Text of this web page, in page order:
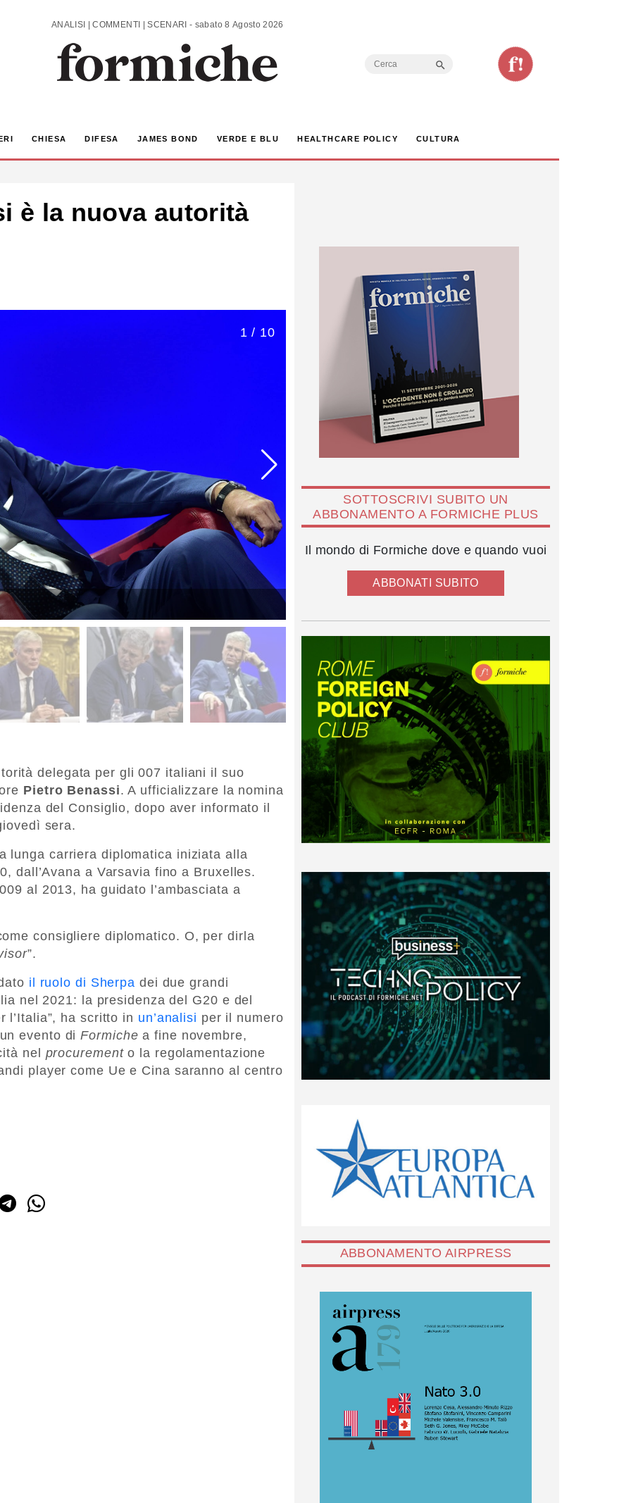
ANALISI | COMMENTI | SCENARI - sabato 8 Agosto 2026
Search
CHIESA DIFESA JAMES BOND VERDE E BLU HEALTHCARE POLICY CULTURA
è la nuova autorità
1 / 10
delegata per gli 007 italiani il suo
Pietro Benassi. A ufficializzare la nomina
del Consiglio, dopo aver informato il
sera.
lunga carriera diplomatica iniziata alla
dall’Avana a Varsavia fino a Bruxelles.
al 2013, ha guidato l’ambasciata a
consigliere diplomatico. O, per dirla
”.
il ruolo di Sherpa dei due grandi
nel 2021: la presidenza del G20 e del
l’Italia”, ha scritto in un’analisi per il numero
evento diFormiche a fine novembre,
nel procuremento la regolamentazione
player come Ue e Cina saranno al centro
SOTTOSCRIVI SUBITO UN
ABBONAMENTO A FORMICHE PLUS
Il mondo di Formiche dove e quando vuoi
ABBONATI SUBITO
ABBONAMENTO AIRPRESS